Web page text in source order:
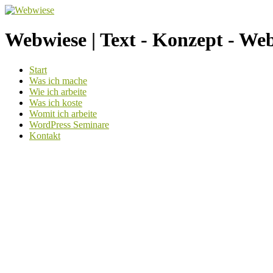
Webwiese | Text - Konzept -
Weiter
zum
Inhalt
Start
Was ich mache
Wie ich arbeite
Was ich koste
Womit ich arbeite
WordPress Seminare
Kontakt